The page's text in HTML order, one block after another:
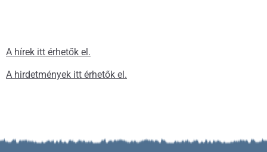
A hírek itt érhetők el.
A hirdetmények itt érhetők el.